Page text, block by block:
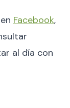
en Facebook,
al día con